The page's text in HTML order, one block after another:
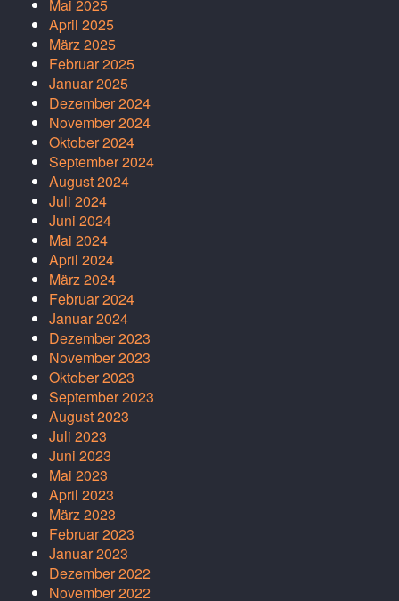
Mai 2025
April 2025
März 2025
Februar 2025
Januar 2025
Dezember 2024
November 2024
Oktober 2024
September 2024
August 2024
Juli 2024
Juni 2024
Mai 2024
April 2024
März 2024
Februar 2024
Januar 2024
Dezember 2023
November 2023
Oktober 2023
September 2023
August 2023
Juli 2023
Juni 2023
Mai 2023
April 2023
März 2023
Februar 2023
Januar 2023
Dezember 2022
November 2022